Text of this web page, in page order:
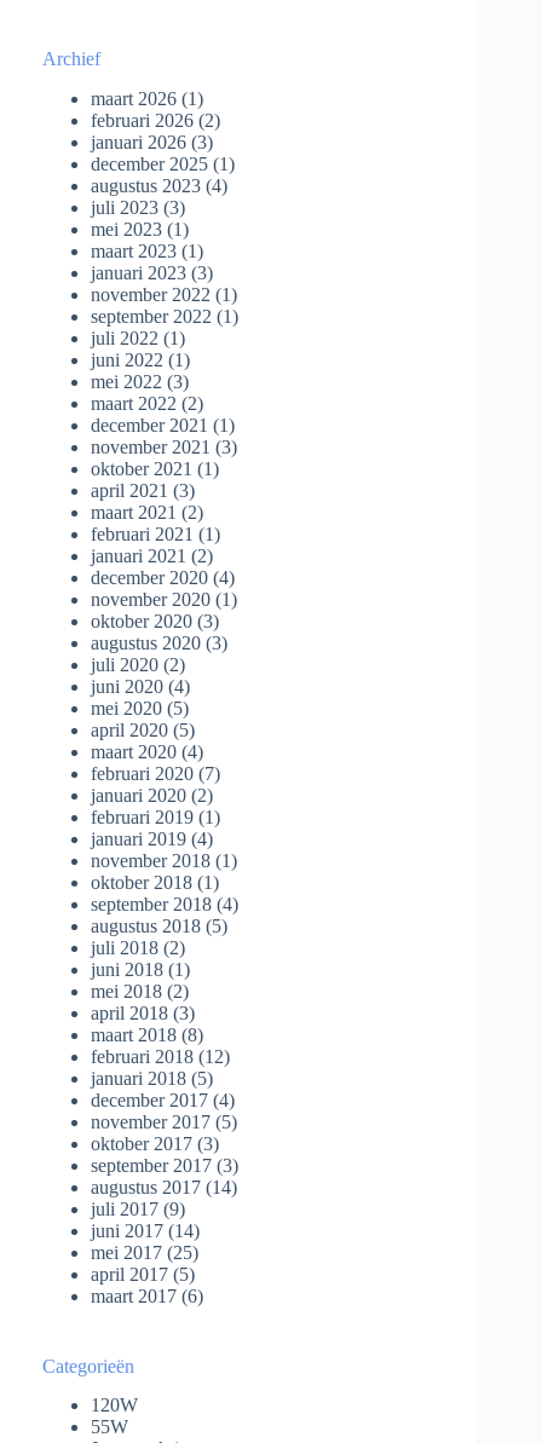
Archief
maart 2026 (1)
februari 2026 (2)
januari 2026 (3)
december 2025 (1)
augustus 2023 (4)
juli 2023 (3)
mei 2023 (1)
maart 2023 (1)
januari 2023 (3)
november 2022 (1)
september 2022 (1)
juli 2022 (1)
juni 2022 (1)
mei 2022 (3)
maart 2022 (2)
december 2021 (1)
november 2021 (3)
oktober 2021 (1)
april 2021 (3)
maart 2021 (2)
februari 2021 (1)
januari 2021 (2)
december 2020 (4)
november 2020 (1)
oktober 2020 (3)
augustus 2020 (3)
juli 2020 (2)
juni 2020 (4)
mei 2020 (5)
april 2020 (5)
maart 2020 (4)
februari 2020 (7)
januari 2020 (2)
februari 2019 (1)
januari 2019 (4)
november 2018 (1)
oktober 2018 (1)
september 2018 (4)
augustus 2018 (5)
juli 2018 (2)
juni 2018 (1)
mei 2018 (2)
april 2018 (3)
maart 2018 (8)
februari 2018 (12)
januari 2018 (5)
december 2017 (4)
november 2017 (5)
oktober 2017 (3)
september 2017 (3)
augustus 2017 (14)
juli 2017 (9)
juni 2017 (14)
mei 2017 (25)
april 2017 (5)
maart 2017 (6)
Categorieën
120W
55W